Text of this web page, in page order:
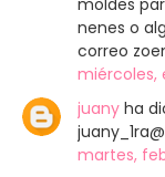
moldes
nenes o
correo
miércoles,
juany ha
martes,